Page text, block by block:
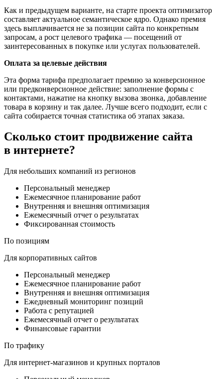
Как и предыдущем варианте, на старте проекта оптимизатор
составляет актуальное семантическое ядро. Однако премия
здесь выплачивается не за позиции сайта по конкретным
запросам, а рост целевого трафика — посещений от
заинтересованных в покупке или услугах пользователей.
Оплата за целевые действия
Эта форма тарифа предполагает премию за конверсионное
или предконверсионное действие: заполнение формы с
контактами, нажатие на кнопку вызова звонка, добавление
товара в корзину и так далее. Лучше всего подходит, если с
сайта собирается точная статистика об этапах заказа.
Сколько стоит продвижение сайта
в интернете?
Для небольших компаний из регионов
Персональный менеджер
Ежемесячное планирование работ
Внутренняя и внешняя оптимизация
Ежемесячный отчет о результатах
Фиксированная стоимость
По позициям
Для корпоративных сайтов
Персональный менеджер
Ежемесячное планирование работ
Внутренняя и внешняя оптимизация
Ежедневный мониторинг позиций
Работа с репутацией
Ежемесячный отчет о результатах
Финансовые гарантии
По трафику
Для интернет-магазинов и крупных порталов